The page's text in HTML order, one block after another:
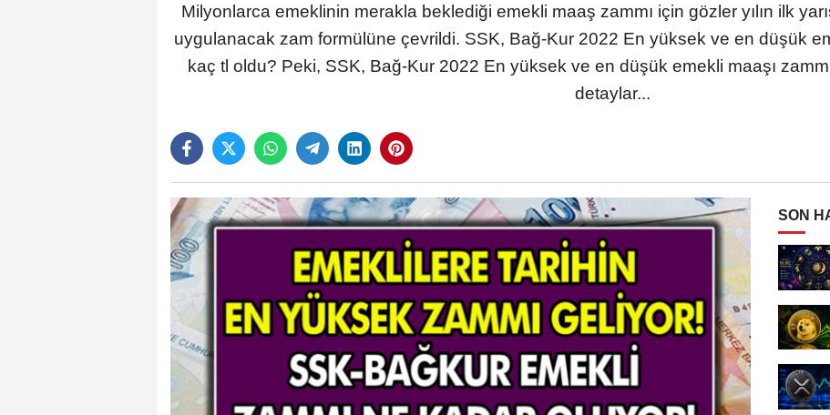
Milyonlarca emeklinin merakla beklediği emekli maaş zammı için gözler yılın ilk
uygulanacak zam formülüne çevrildi. SSK, Bağ-Kur 2022 En yüksek ve en düşük
kaç tl oldu? Peki, SSK, Bağ-Kur 2022 En yüksek ve en düşük emekli maaşı
detaylar...
SON